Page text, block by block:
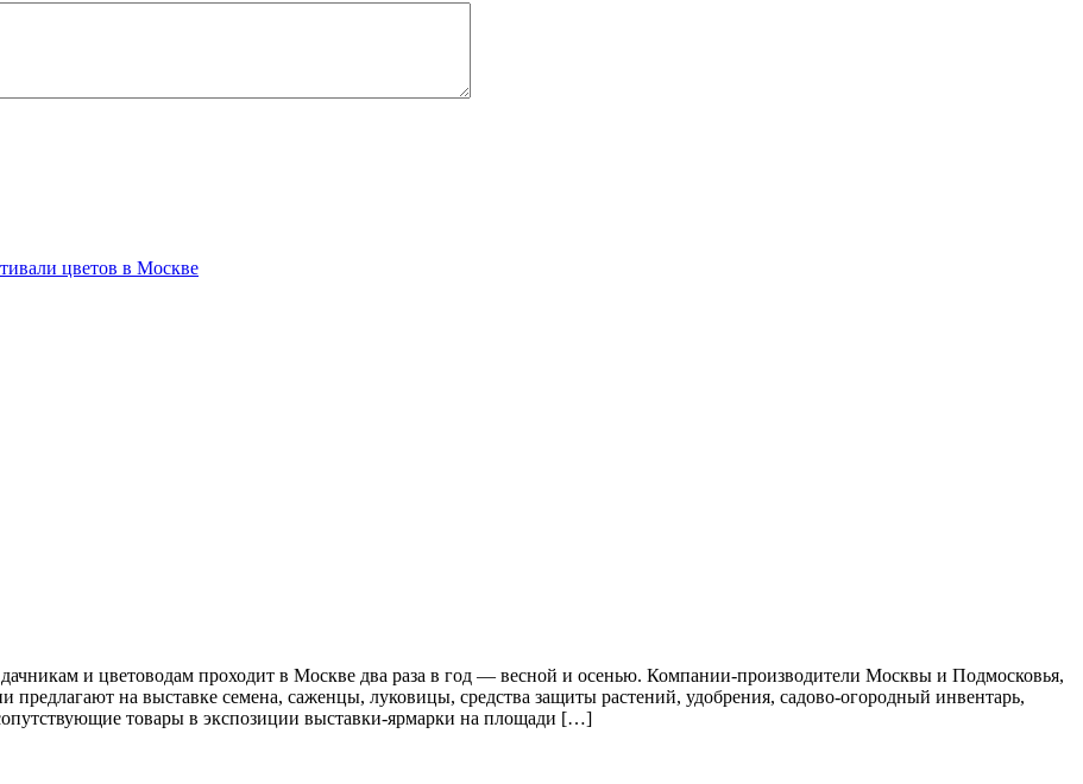
цветов в Москве
и цветоводам проходит в Москве два раза в год — весной и осенью. Компании-производители Москвы и Подмосковья,
предлагают на выставке семена, саженцы, луковицы, средства защиты растений, удобрения, садово-огородный инвентарь,
товары в экспозиции выставки-ярмарки на площади […]